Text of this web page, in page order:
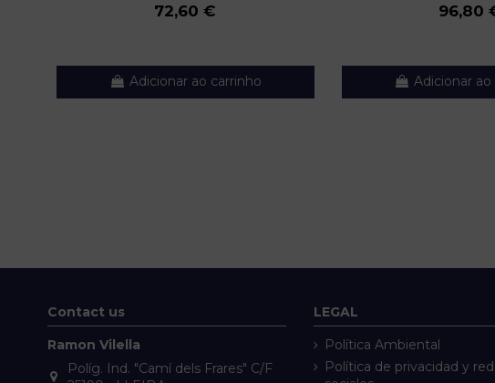
72,60 €
Adicionar ao carrinho
96,80
Adicionar ao
Contact us
Ramon Vilella
Políg. Ind. "Camí dels Frares" C/F
LEGAL
Política Ambiental
Política de privacidad y